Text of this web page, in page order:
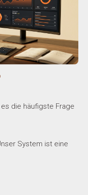
die häufigste Frage
System ist eine